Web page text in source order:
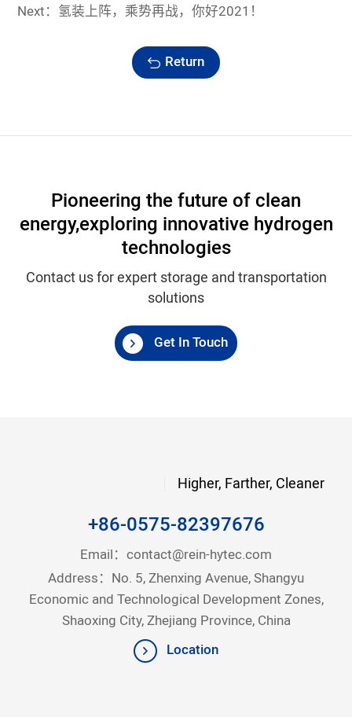
Next：氢装上阵，乘势再战，你好2021！
Return
Pioneering the future of clean
energy,exploring innovative hydrogen
technologies
Contact us for expert storage and transportation
solutions
Get In Touch
Higher, Farther, Cleaner
+86-0575-82397676
Email： contact@rein-hytec.com
Address：No. 5, Zhenxing Avenue, Shangyu
Economic and Technological Development Zones,
Shaoxing City, Zhejiang Province, China
Location